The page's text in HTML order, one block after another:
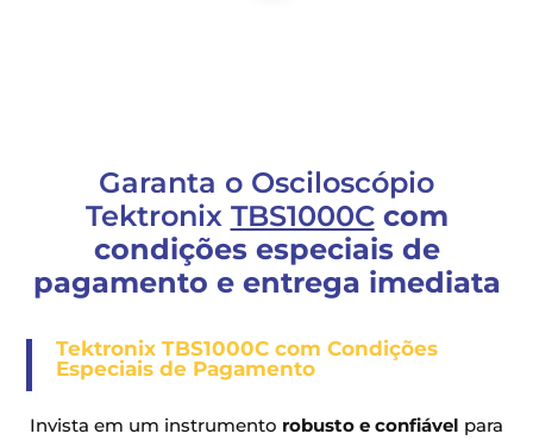
Garanta o Osciloscópio
Tektronix TBS1000C com
condições especiais de
pagamento e entrega imediata
Tektronix TBS1000C com Condições
Especiais de Pagamento
Invista em um instrumento robusto e confiável para